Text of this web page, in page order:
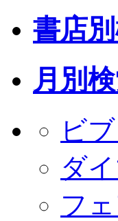
書店
月別
ビ
ダ
フ